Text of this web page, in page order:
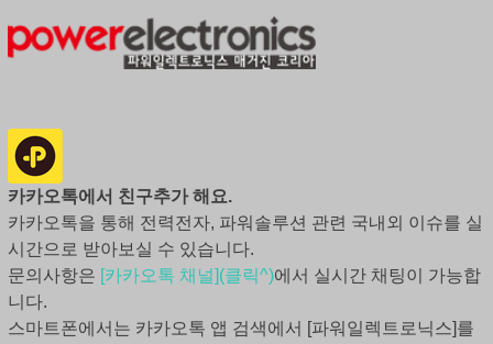
카카오톡에서 친구추가 해요.
카카오톡을 통해 전력전자, 파워솔루션 관련 국내외 이슈를 실
시간으로 받아보실 수 있습니다.
문의사항은 [카카오톡 채널](클릭^)에서 실시간 채팅이 가능합
니다.
스마트폰에서는 카카오톡 앱 검색에서 [파워일렉트로닉스]를